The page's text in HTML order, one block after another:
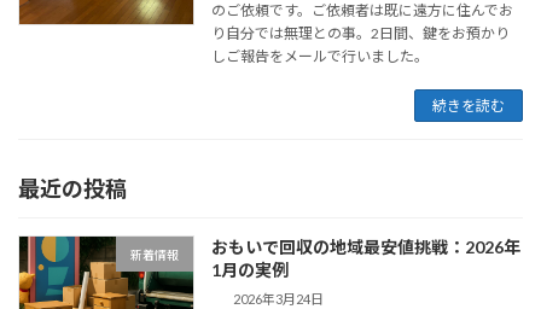
のご依頼です。ご依頼者は既に遠方に住んでお
り自分では無理との事。2日間、鍵をお預かり
しご報告をメールで行いました。
続きを読む
最近の投稿
新着情報
おもいで回収の地域最安値挑戦：2026年
1月の実例
2026年3月24日